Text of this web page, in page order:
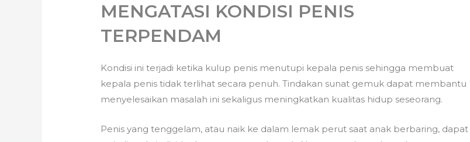
MENGATASI KONDISI PENIS
TERPENDAM
Kondisi ini terjadi ketika kulup penis menutupi kepala penis sehingga membuat
kepala penis tidak terlihat secara penuh. Tindakan sunat gemuk dapat membantu
menyelesaikan masalah ini sekaligus meningkatkan kualitas hidup seseorang.
Penis yang tenggelam, atau naik ke dalam lemak perut saat anak berbaring, dapat